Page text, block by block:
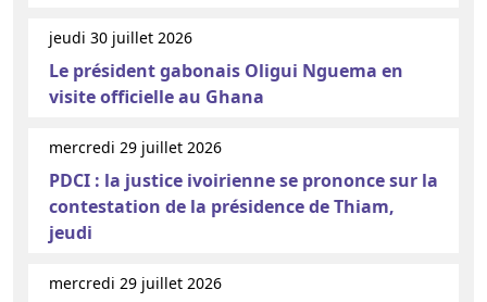
jeudi 30 juillet 2026
Le président gabonais Oligui Nguema en
visite officielle au Ghana
mercredi 29 juillet 2026
PDCI : la justice ivoirienne se prononce sur la
contestation de la présidence de Thiam,
jeudi
mercredi 29 juillet 2026